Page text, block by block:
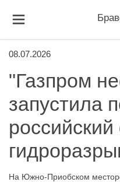
08.07.2026
"Газпром
запустила
На Южно-Приобском